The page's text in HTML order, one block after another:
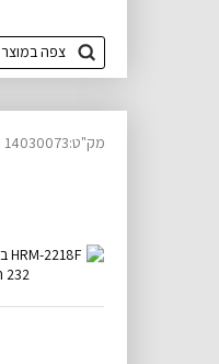
צפה במוצר
מק"ט:14030073